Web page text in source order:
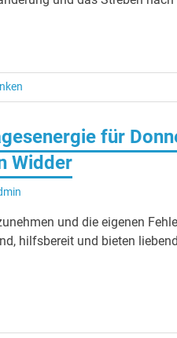
für
Widder
und die eigenen
hilfsbereit und bieten